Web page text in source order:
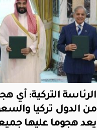
الرئاسة التركية: أي
من الدول تركيا
يعد هجوما عليها